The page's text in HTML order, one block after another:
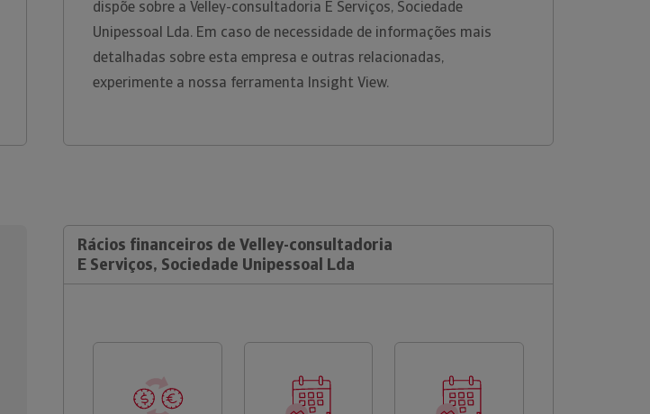
dispõe sobre a Velley-consultadoria E Serviços, Sociedade
Unipessoal Lda. Em caso de necessidade de informações mais
detalhadas sobre esta empresa e outras relacionadas,
experimente a nossa ferramenta Insight View.
Rácios financeiros de Velley-consultadoria
E Serviços, Sociedade Unipessoal Lda